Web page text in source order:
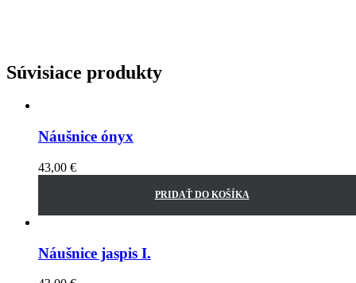
Súvisiace produkty
Náušnice ónyx
43,00 €
PRIDAŤ DO KOŠÍKA
Náušnice jaspis I.